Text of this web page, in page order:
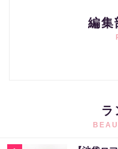
編集
ラ